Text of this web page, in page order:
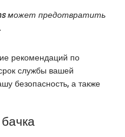
может предотвратить
рекомендаций по
службы вашей
безопасность, а также